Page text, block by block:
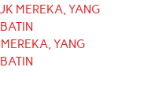
MEREKA, YANG
YANG